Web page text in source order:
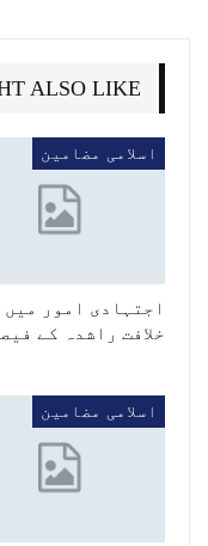
ALSO LIKE
اسلامی مضامین
اجتہادی امور میں
خلافت راشدہ کے
اسلامی مضامین